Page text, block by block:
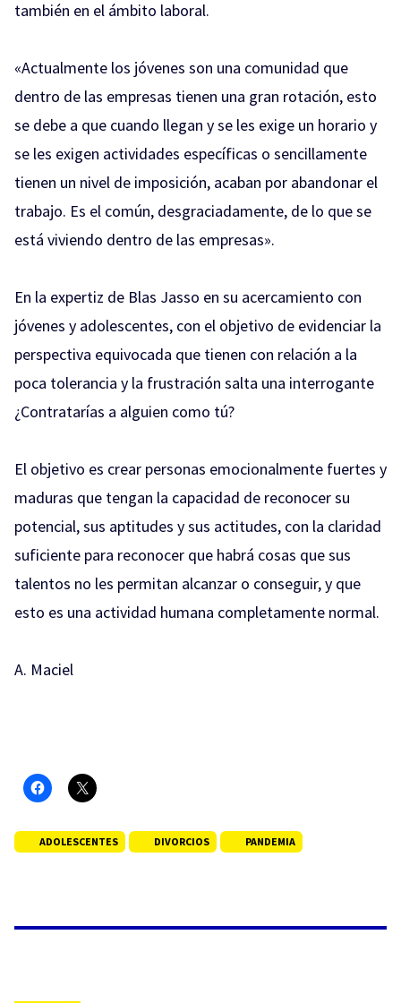
también en el ámbito laboral.
«Actualmente los jóvenes son una comunidad que
dentro de las empresas tienen una gran rotación, esto
se debe a que cuando llegan y se les exige un horario y
se les exigen actividades específicas o sencillamente
tienen un nivel de imposición, acaban por abandonar el
trabajo. Es el común, desgraciadamente, de lo que se
está viviendo dentro de las empresas».
En la expertiz de Blas Jasso en su acercamiento con
jóvenes y adolescentes, con el objetivo de evidenciar la
perspectiva equivocada que tienen con relación a la
poca tolerancia y la frustración salta una interrogante
¿Contratarías a alguien como tú?
El objetivo es crear personas emocionalmente fuertes y
maduras que tengan la capacidad de reconocer su
potencial, sus aptitudes y sus actitudes, con la claridad
suficiente para reconocer que habrá cosas que sus
talentos no les permitan alcanzar o conseguir, y que
esto es una actividad humana completamente normal.
A. Maciel
ADOLESCENTES DIVORCIOS PANDEMIA